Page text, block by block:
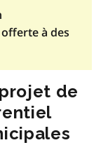
à des
de